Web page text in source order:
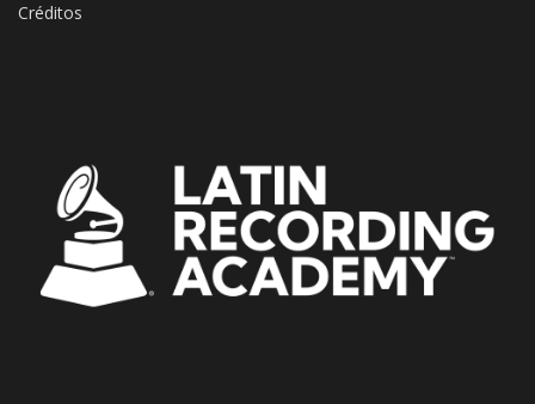
Créditos